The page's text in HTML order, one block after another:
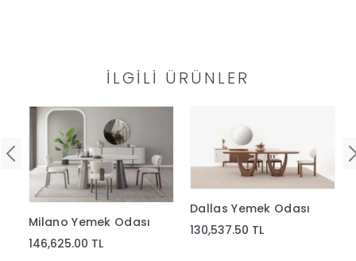
İLGILI ÜRÜNLER
Milano Yemek Odası
146,625.00 TL
Dallas Yemek Odası
130,537.50 TL